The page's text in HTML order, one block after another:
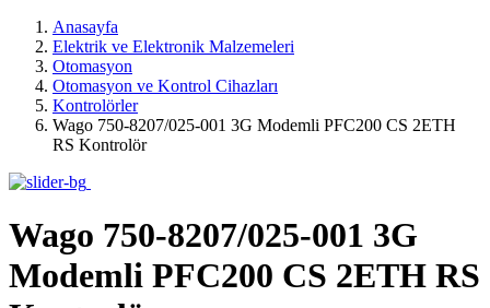
Anasayfa
Elektrik ve Elektronik Malzemeleri
Otomasyon
Otomasyon ve Kontrol Cihazları
Kontrolörler
Wago 750-8207/025-001 3G Modemli PFC200 CS 2ETH
RS Kontrolör
Wago 750-8207/025-001 3G
Modemli PFC200 CS 2ETH RS